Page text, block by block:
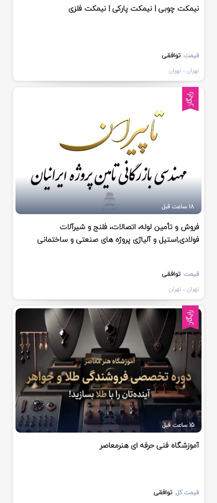
نیمکت چوبی | نیمکت پارکی | نیمکت فلزی
قیمت: توافقی
تهران، تهران
رایگان
18 ساعت قبل
فروش و تأمین لوله‌، اتصالات، فلنج و شیرآلات
فولادی,استیل و آلیاژی پروژه ‌های صنعتی و ساختمانی
قیمت: توافقی
تهران، تهران
رایگان
15 ساعت قبل
آموزشگاه فنی حرفه ای هنرمعاصر
قیمت کل: توافقی